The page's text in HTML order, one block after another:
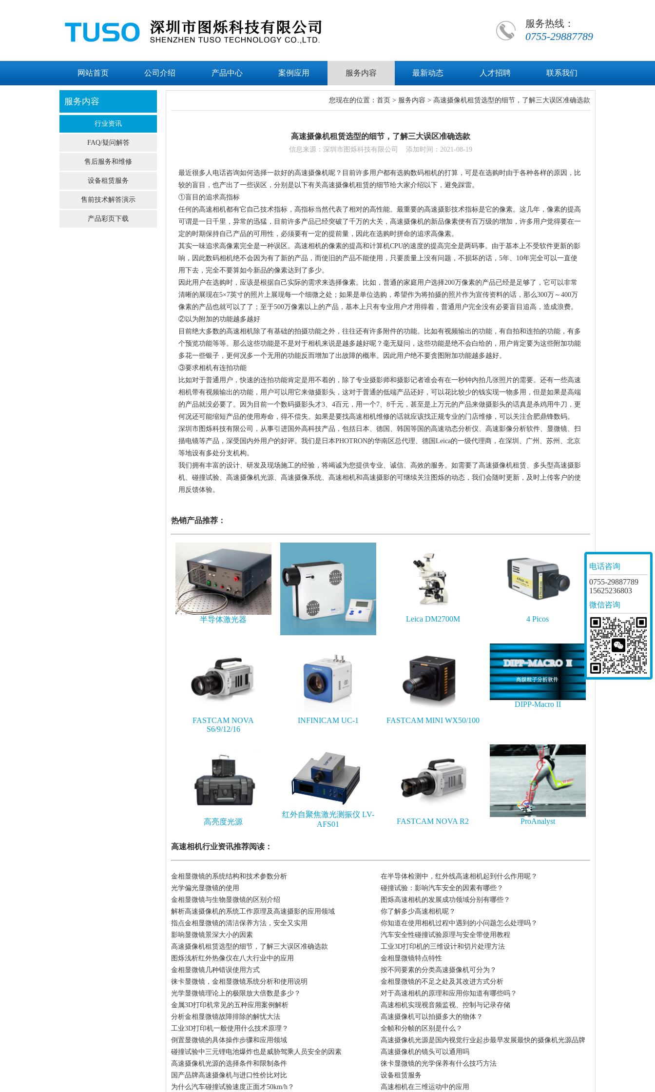
服务热线：
0755-29887789
网站首页 公司介绍 产品中心 案例应用 服务内容 最新动态 人才招聘 联系我们
服务内容
行业资讯
FAQ/疑问解答
售后服务和维修
设备租赁服务
售前技术解答演示
产品彩页下载
您现在的位置： 首页 > 服务内容 > 高速摄像机租赁选型的细节，了解三大误区准确选款
高速摄像机租赁选型的细节，了解三大误区准确选款
信息来源：深圳市图烁科技有限公司 添加时间：2021-08-19
最近很多人电话咨询如何选择一款好的高速摄像机呢？目前许多用户都有选购数码相机的打算，可是在选购时由于各种各样的原因，比
较的盲目，也产出了一些误区，分别是以下有关高速摄像机租赁的细节给大家介绍以下，避免踩雷。
①盲目的追求高指标
任何的高速相机都有它自己技术指标，高指标当然代表了相对的高性能。最重要的高速摄影技术指标是它的像素。这几年，像素的提高
可谓是一日千里，异常的迅猛，目前许多产品已经突破了千万的大关，高速摄像机的新品像素便有百万级的增加，许多用户觉得要在一
定的时期保持自己产品的可用性，必须要有一定的提前量，因此在选购时拼命的追求高像素。
其实一味追求高像素完全是一种误区。高速相机的像素的提高和计算机CPU的速度的提高完全是两码事。由于基本上不受软件更新的影
响，因此数码相机绝不会因为有了新的产品，而使旧的产品不能使用，只要质量上没有问题，不损坏的话，5年、10年完全可以一直使
用下去，完全不要算如今新品的像素达到了多少。
因此用户在选购时，应该是根据自己实际的需求来选择像素。比如，普通的家庭用户选择200万像素的产品已经是足够了，它可以非常
清晰的展现在5×7英寸的照片上展现每一个细微之处；如果是单位选购，希望作为将拍摄的照片作为宣传资料的话，那么300万～400万
像素的产品也就可以了了；至于500万像素以上的产品，基本上只有专业用户才用得着，普通用户完全没有必要盲目追高，造成浪费。
②以为附加的功能越多越好
目前绝大多数的高速相机除了有基础的拍摄功能之外，往往还有许多附件的功能。比如有视频输出的功能，有自拍和连拍的功能，有多
个预览功能等等。那么这些功能是不是对于相机来说是越多越好呢？毫无疑问，这些功能是绝不会白给的，用户肯定要为这些附加功能
多花一些银子，更何况多一个无用的功能反而增加了出故障的概率。因此用户绝不要贪图附加功能越多越好。
③要求相机有连拍功能
比如对于普通用户，快速的连拍功能肯定是用不着的，除了专业摄影师和摄影记者谁会有在一秒钟内拍几张照片的需要。还有一些高速
相机带有视频输出的功能，用户可以用它来做摄影头，这对于普通的低端产品还好，可以花比较少的钱实现一物多用，但是如果是高端
的产品就没必要了。因为目前一个数码摄影头才3、4百元，用一个7、8千元，甚至是上万元的产品来做摄影头的话真是杀鸡用牛刀，更
何况还可能缩短产品的使用寿命，得不偿失。如果是要找高速相机维修的话就应该找正规专业的门店维修，可以关注合肥鼎锋数码。
深圳市图烁科技有限公司，从事引进国外高科技产品，包括日本、德国、韩国等国的高速动态分析仪、高速影像分析软件、显微镜、扫
描电镜等产品，深受国内外用户的好评。我们是日本PHOTRON的华南区总代理、德国Leica的一级代理商，在深圳、广州、苏州、北京
等地设有多处分支机构。
我们拥有丰富的设计、研发及现场施工的经验，将竭诚为您提供专业、诚信、高效的服务。如需要了高速摄像机租赁、多头型高速摄影
机、碰撞试验、高速摄像机光源、高速摄像系统、高速相机和高速摄影的可继续关注图烁的动态，我们会随时更新，及时上传客户的使
用反馈体验。
热销产品推荐：
半导体激光器 Leica DM2700M 4 Picos
FASTCAM NOVA
S6/9/12/16
INFINICAM UC-1 FASTCAM MINI WX50/100
DIPP-Macro II
高亮度光源
红外自聚焦激光测振仪 LV-
AFS01
FASTCAM NOVA R2 ProAnalyst
高速相机行业资讯推荐阅读：
金相显微镜的系统结构和技术参数分析
在半导体检测中，红外线高速相机起到什么作用呢？
光学偏光显微镜的使用
碰撞试验：影响汽车安全的因素有哪些？
金相显微镜与生物显微镜的区别介绍
图烁高速相机的发展成功领域分别有哪些？
解析高速摄像机的系统工作原理及高速摄影的应用领域
你了解多少高速相机呢？
指点金相显微镜的清洁保养方法，安全又实用
你知道在使用相机过程中遇到的小问题怎么处理吗？
影响显微镜景深大小的因素
汽车安全性碰撞试验原理与安全带使用教程
高速摄像机租赁选型的细节，了解三大误区准确选款
工业3D打印机的三维设计和切片处理方法
图烁浅析红外热像仪在八大行业中的应用
金相显微镜特点特性
金相显微镜几种错误使用方式
按不同要素的分类高速摄像机可分为？
徕卡显微镜，金相显微镜系统分析和使用说明
金相显微镜的不足之处及其改进方式分析
光学显微镜理论上的极限放大倍数是多少？
对于高速相机的原理和应用你知道有哪些吗？
金属3D打印机常见的五种应用案例解析
高速相机实现视音频监视、控制与记录存储
分析金相显微镜故障排除的解忧大法
高速摄像机可以拍摄多大的物体？
工业3D打印机一般使用什么技术原理？
全帧和分帧的区别是什么？
倒置显微镜的具体操作步骤和应用领域
高速摄像机光源是国内视觉行业起步最早发展最快的摄像机光源品牌
碰撞试验中三元锂电池爆炸也是威胁驾乘人员安全的因素
高速摄像机的镜头可以通用吗
高速摄像机光源的选择条件和限制条件
徕卡显微镜的光学保养有什么技巧方法
国产品牌高速摄像机与进口性价比对比
设备租赁服务
为什么汽车碰撞试验速度正面才50km/h？
高速相机在三维运动中的应用
电话咨询
0755-29887789
15625236803
微信咨询